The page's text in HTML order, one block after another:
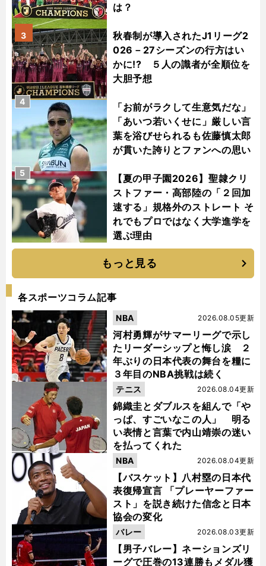
は？
秋春制が導入されたJ1リーグ2
026－27シーズンの行方はい
かに!? ５人の識者が全順位を
大胆予想
3
「お前がラクして生意気だな」
「あいつ若いくせに」厳しい言
葉を浴びせられるも佐藤慎太郎
が貫いた誇りとファンへの思い
4
【夏の甲子園2026】聖隷クリ
ストファー・高部陸の「２回加
速する」規格外のストレート そ
れでもプロではなく大学進学を
選ぶ理由
5
もっと見る
各スポーツコラム記事
河村勇輝がサマーリーグで示し
たリーダーシップと悔し涙 ２
年ぶりの日本代表の舞台を糧に
３年目のNBA挑戦は続く
2026.08.05更新
NBA
錦織圭とダブルスを組んで「や
っぱ、すごいなこの人」 明る
い表情と言葉で内山靖崇の迷い
を払ってくれた
2026.08.04更新
テニス
【バスケット】八村塁の日本代
表復帰宣言 「プレーヤーファー
スト」を説き続けた信念と日本
協会の変化
2026.08.04更新
NBA
【男子バレー】ネーションズリ
ーグで圧巻の13連勝もメダル獲
2026.08.03更新
バレー